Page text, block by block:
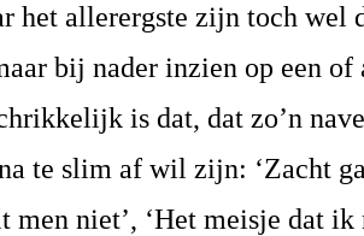
het allerergste zijn toch wel
bij nader inzien op een of
is dat, dat zo’n
te slim af wil zijn: ‘Zacht
men niet’, ‘Het meisje dat ik